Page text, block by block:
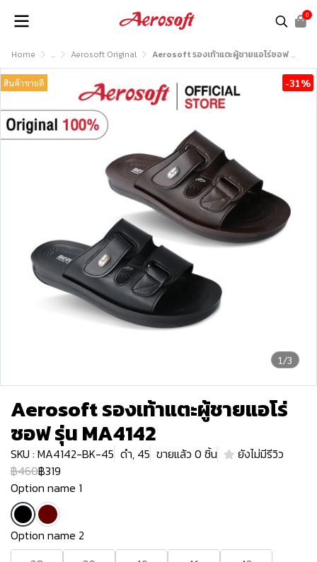
0
Home ... Aerosoft Original Aerosoft รองเท้าแตะผู้ชายแอโร่ซอฟ รุ่น MA4142
1/3
สินค้าขายดี -31%
Aerosoft รองเท้าแตะผู้ชายแอโร่
ซอฟ รุ่น MA4142
SKU : MA4142-BK-45 ดำ, 45 ขายแล้ว 0 ชิ้น
ยังไม่มีรีวิว
฿460฿319
Option name 1
Option name 2